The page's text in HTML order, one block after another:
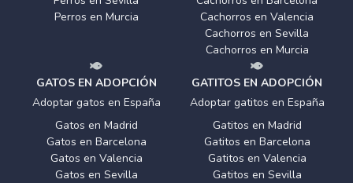
Perros en Murcia
Cachorros en Valencia
Cachorros en Sevilla
Cachorros en Murcia
GATOS EN ADOPCIÓN
Adoptar gatos en España
Gatos en Madrid
Gatos en Barcelona
Gatos en Valencia
Gatos en Sevilla
GATITOS EN ADOPCIÓN
Adoptar gatitos en España
Gatitos en Madrid
Gatitos en Barcelona
Gatitos en Valencia
Gatitos en Sevilla